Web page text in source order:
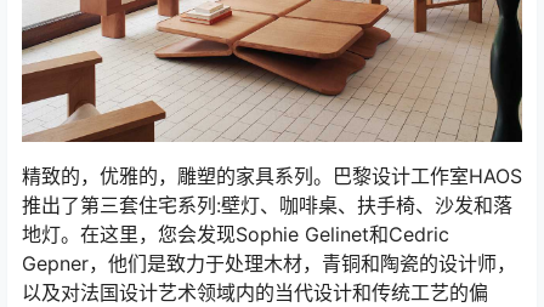
精致的，优雅的，雕塑的家具系列。巴黎设计工作室HAOS
推出了第三套住宅系列:壁灯、咖啡桌、扶手椅、沙发和落
地灯。在这里，您会发现Sophie Gelinet和Cedric
Gepner，他们是致力于处理木材，青铜和陶瓷的设计师，
以及对法国设计艺术领域内的当代设计和传统工艺的偏